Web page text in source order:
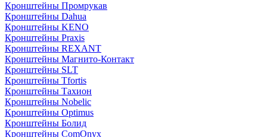
Кронштейны Промрукав
Кронштейны Dahua
Кронштейны KENO
Кронштейны Praxis
Кронштейны REXANT
Кронштейны Магнито-Контакт
Кронштейны SLT
Кронштейны Tfortis
Кронштейны Тахион
Кронштейны Nobelic
Кронштейны Optimus
Кронштейны Болид
Кронштейны ComOnyx